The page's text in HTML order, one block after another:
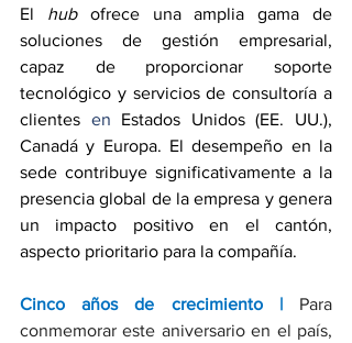
El hub ofrece una amplia gama de
soluciones de gestión empresarial,
capaz de proporcionar soporte
tecnológico y servicios de consultoría a
clientes en Estados Unidos (EE. UU.),
Canadá y Europa. El desempeño en la
sede contribuye significativamente a la
presencia global de la empresa y genera
un impacto positivo en el cantón,
aspecto prioritario para la compañía.
Cinco años de crecimiento | Para